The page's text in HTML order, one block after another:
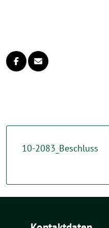
10-2083_Beschluss